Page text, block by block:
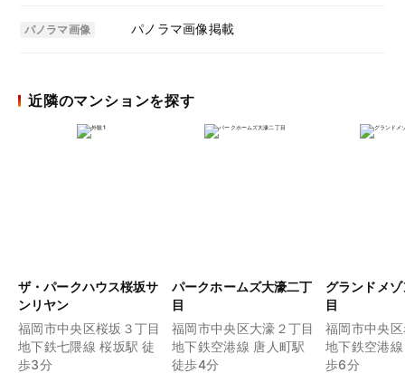
パノラマ画像 パノラマ画像掲載
近隣のマンションを探す
ザ・パークハウス桜坂サ
ンリヤン
福岡市中央区桜坂３丁目
地下鉄七隈線 桜坂駅 徒
歩3分
パークホームズ大濠二丁
目
福岡市中央区大濠２丁目
地下鉄空港線 唐人町駅
徒歩4分
グランドメ
目
福岡市中央
地下鉄空港
歩6分